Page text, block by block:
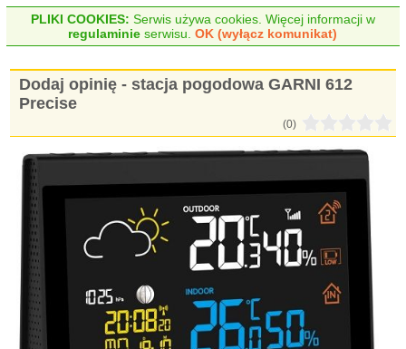
PLIKI COOKIES: Serwis używa cookies. Więcej informacji w
regulaminie serwisu.OK (wyłącz komunikat)
Dodaj opinię - stacja pogodowa GARNI 612
Precise
(0)